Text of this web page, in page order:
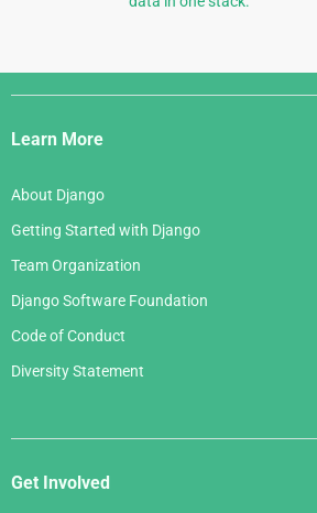
Django
Links
Learn More
About Django
Getting Started with Django
Team Organization
Django Software Foundation
Code of Conduct
Diversity Statement
Get Involved